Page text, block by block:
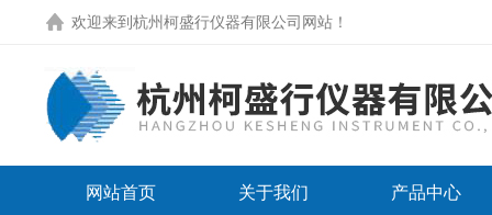
欢迎来到 杭州柯盛行仪器有限公司网站 ！
网站首页 关于我们 产品中心